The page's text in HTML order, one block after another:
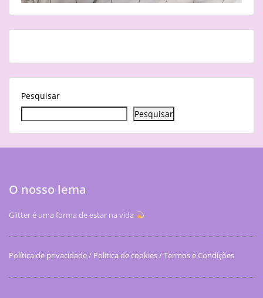
Pesquisar
Pesquisar
O nosso lema
Glitter é uma forma de estar na vida
Política de privacidade/ Política de cookies/Termos e Condições